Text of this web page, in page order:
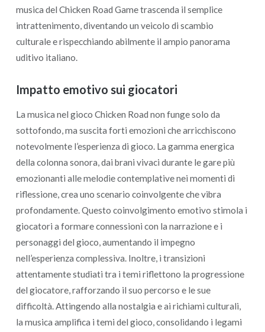
musica del Chicken Road Game trascenda il semplice
intrattenimento, diventando un veicolo di scambio
culturale e rispecchiando abilmente il ampio panorama
uditivo italiano.
Impatto emotivo sui giocatori
La musica nel gioco Chicken Road non funge solo da
sottofondo, ma suscita forti emozioni che arricchiscono
notevolmente l’esperienza di gioco. La gamma energica
della colonna sonora, dai brani vivaci durante le gare più
emozionanti alle melodie contemplative nei momenti di
riflessione, crea uno scenario coinvolgente che vibra
profondamente. Questo coinvolgimento emotivo stimola i
giocatori a formare connessioni con la narrazione e i
personaggi del gioco, aumentando il impegno
nell’esperienza complessiva. Inoltre, i transizioni
attentamente studiati tra i temi riflettono la progressione
del giocatore, rafforzando il suo percorso e le sue
difficoltà. Attingendo alla nostalgia e ai richiami culturali,
la musica amplifica i temi del gioco, consolidando i legami